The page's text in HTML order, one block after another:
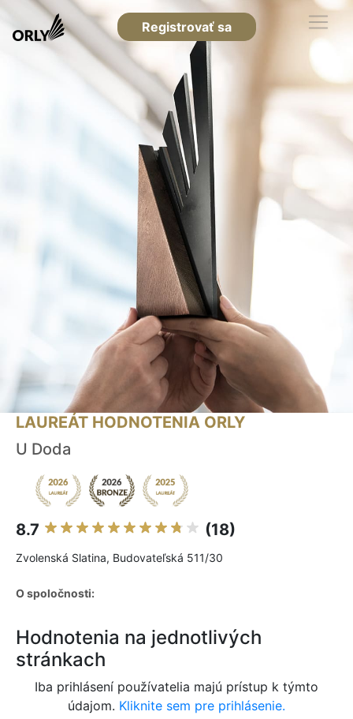
Registrovať sa
LAUREÁT HODNOTENIA ORLY
U Doda
8.7 (18)
Zvolenská Slatina, Budovateľská 511/30
O spoločnosti:
Hodnotenia na jednotlivých
stránkach
Iba prihlásení používatelia majú prístup k týmto
údajom. Kliknite sem pre prihlásenie.